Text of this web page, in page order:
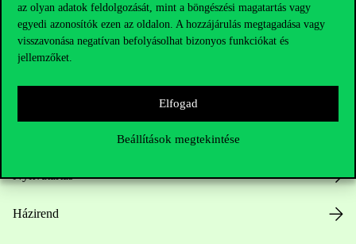
az olyan adatok feldolgozását, mint a böngészési magatartás vagy
egyedi azonosítók ezen az oldalon. A hozzájárulás megtagadása vagy
visszavonása negatívan befolyásolhat bizonyos funkciókat és
jellemzőket.
Elfogad
Beállítások megtekintése
Nyitvatartás
Házirend